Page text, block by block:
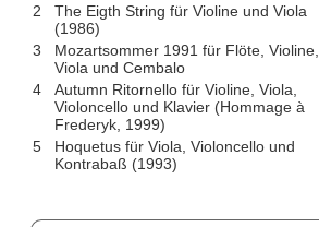
2
The Eigth String für Violine und Viola
(1986)
3
Mozartsommer 1991 für Flöte, Violine,
Viola und Cembalo
4
Autumn Ritornello für Violine, Viola,
Violoncello und Klavier (Hommage à
Frederyk, 1999)
5
Hoquetus für Viola, Violoncello und
Kontrabaß (1993)